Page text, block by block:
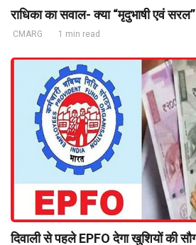
राधिका का सवाल- क्या “मृदुभाषी एवं
CMARG 1 min read
दिवाली से पहले EPFO देगा खुशियों की